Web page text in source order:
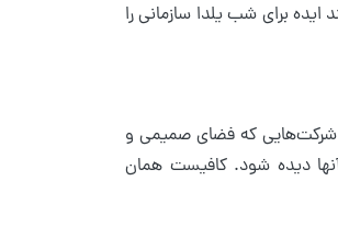
برای شب یلدا سازمانی را
شرکت‌هایی که فضای صمیمی و
دیده شود. کافیست همان